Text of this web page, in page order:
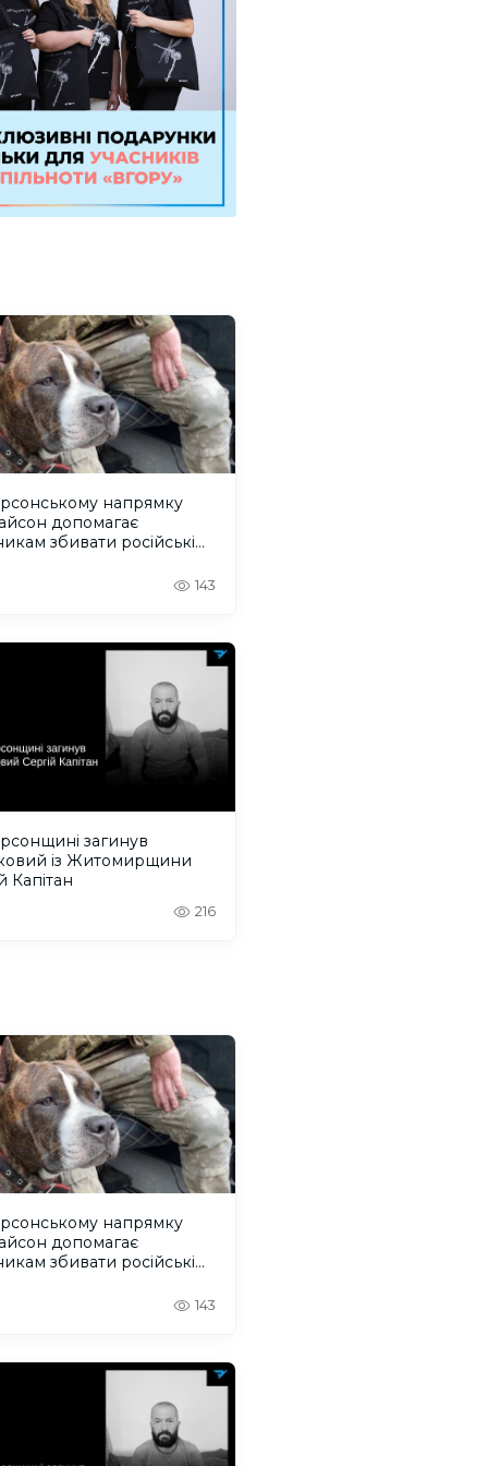
напрямку
допомагає
збивати російські
143
загинув
із Житомирщини
Капітан
216
напрямку
допомагає
збивати російські
143